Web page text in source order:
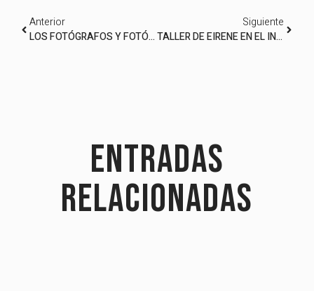
Anterior
LOS FOTÓGRAFOS Y FOTÓGRAFAS FINALISTAS EXPLICAN SU TRABAJO EN UN VIDEO
Siguiente
TALLER DE EIRENE EN EL INSTITUT NOU BARRIS SOBRE GAZA CON EL FOTÓGRAFO JUAN CARLOS TOMASI
Entradas
relacionadas